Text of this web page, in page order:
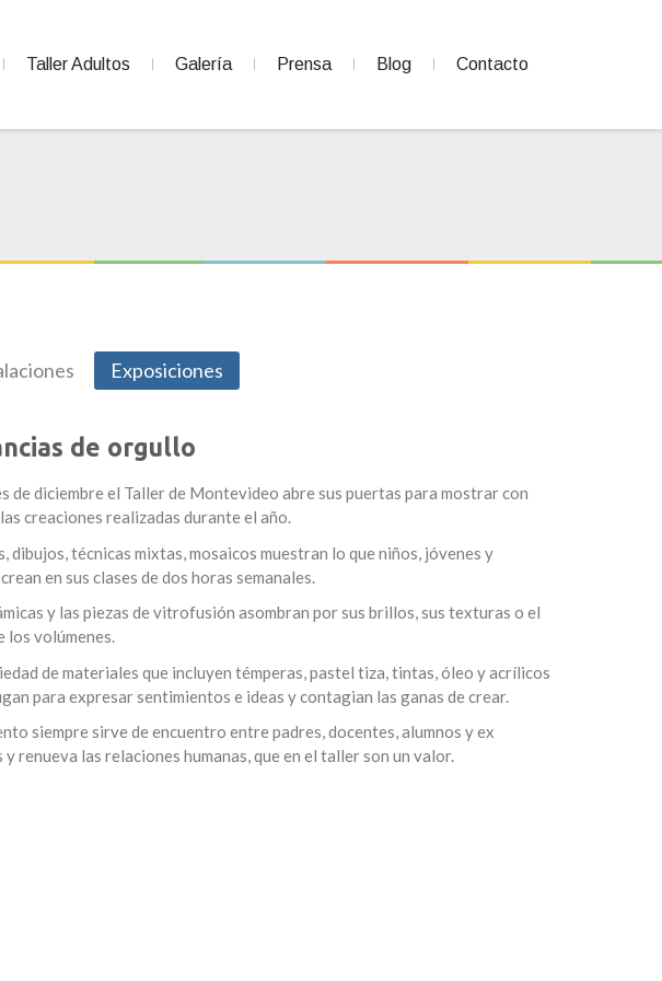
Taller Adultos Galería Prensa Blog Contacto
Exposiciones
de orgullo
de diciembre el Taller de Montevideo abre sus puertas para mostrar con
creaciones realizadas durante el año.
dibujos, técnicas mixtas, mosaicos muestran lo que niños, jóvenes y
en sus clases de dos horas semanales.
y las piezas de vitrofusión asombran por sus brillos, sus texturas o el
los volúmenes.
de materiales que incluyen témperas, pastel tiza, tintas, óleo y acrílicos
para expresar sentimientos e ideas y contagian las ganas de crear.
siempre sirve de encuentro entre padres, docentes, alumnos y ex
y renueva las relaciones humanas, que en el taller son un valor.